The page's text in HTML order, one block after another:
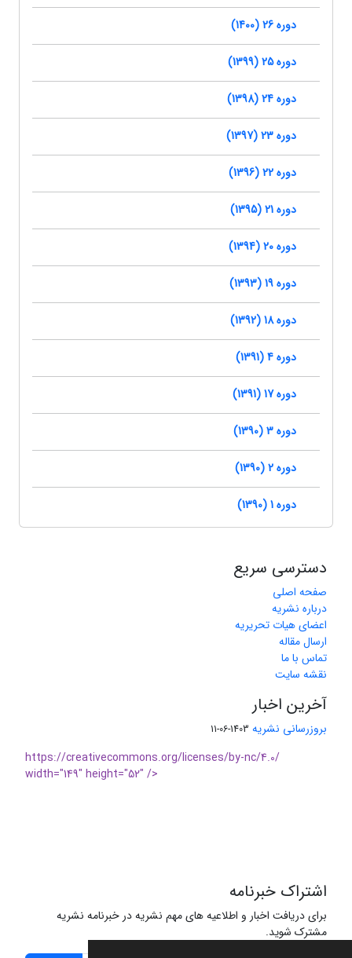
دوره 26 (1400)
دوره 25 (1399)
دوره 24 (1398)
دوره 23 (1397)
دوره 22 (1396)
دوره 21 (1395)
دوره 20 (1394)
دوره 19 (1393)
دوره 18 (1392)
دوره 4 (1391)
دوره 17 (1391)
دوره 3 (1390)
دوره 2 (1390)
دوره 1 (1390)
دسترسی سریع
صفحه اصلی
درباره نشریه
اعضای هیات تحریریه
ارسال مقاله
تماس با ما
نقشه سایت
آخرین اخبار
بروزرسانی نشریه 1403-06-11
https://creativecommons.org/licenses/by-nc/4.0/
width="149" height="52" />
اشتراک خبرنامه
برای دریافت اخبار و اطلاعیه های مهم نشریه در خبرنامه نشریه
مشترک شوید.